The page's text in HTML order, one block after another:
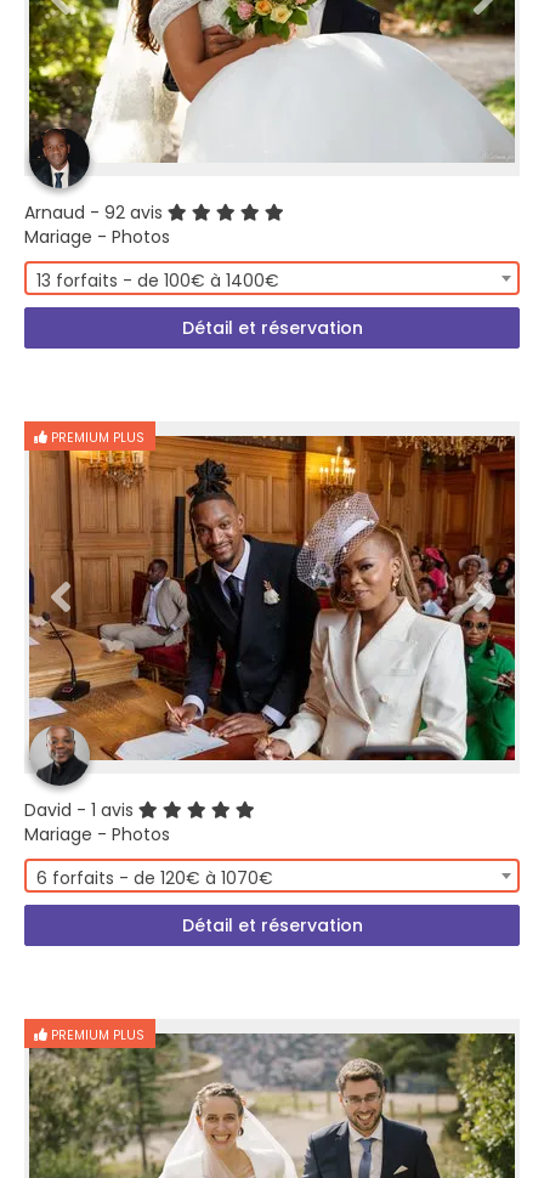
Arnaud - 92 avis
Mariage - Photos
13 forfaits - de 100€ à 1400€
Détail et réservation
PREMIUM PLUS
David - 1 avis
Mariage - Photos
6 forfaits - de 120€ à 1070€
Détail et réservation
PREMIUM PLUS